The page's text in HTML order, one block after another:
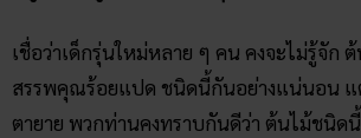
เชื่อว่าเด็กรุ่นใหม่หลาย ๆ คน คงจะไม่รู้จัก
สรรพคุณร้อยแปด ชนิดนี้กันอย่างแน่นอน แ
ตายาย พวกท่านคงทราบกันดีว่า ต้นไม้ชนิด